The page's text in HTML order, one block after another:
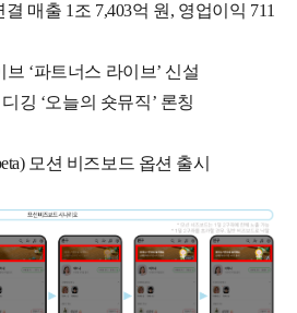
매출 1조 7,403억 원, 영업이익 711
‘파트너스 라이브’ 신설
깅 ‘오늘의 숏뮤직’ 론칭
모션 비즈보드 옵션 출시